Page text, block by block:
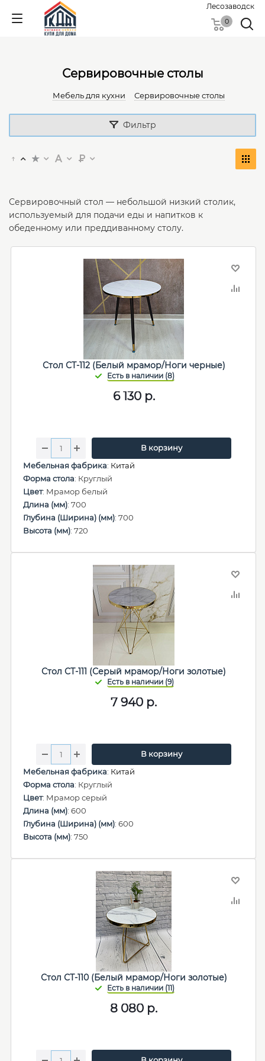
Лесозаводск
0
Сервировочные столы
Мебель для кухни Сервировочные столы
Фильтр
Сервировочный стол — небольшой низкий столик,
используемый для подачи еды и напитков к
обеденному или преддиванному столу.
Стол СТ-112 (Белый мрамор/Ноги черные)
6 130р.
В корзину
Мебельная фабрика: Китай
Форма стола: Круглый
Цвет: Мрамор белый
Длина (мм): 700
Глубина (Ширина) (мм): 700
Высота (мм): 720
Стол СТ-111 (Серый мрамор/Ноги золотые)
7 940 р.
В корзину
Мебельная фабрика: Китай
Форма стола: Круглый
Цвет: Мрамор серый
Длина (мм): 600
Глубина (Ширина) (мм): 600
Высота (мм): 750
Стол СТ-110 (Белый мрамор/Ноги золотые)
8 080 р.